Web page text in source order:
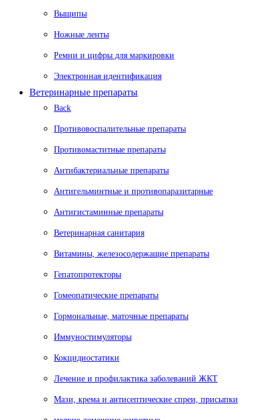
Выщипы
Ножные ленты
Ремни и цифры для маркировки
Электронная идентификация
Ветеринарные препараты
Back
Противовоспалительные препараты
Противомаститные препараты
Антибактериальные препараты
Антигельминтные и противопаразитарные
Антигистаминные препараты
Ветеринарная санитария
Витамины, железосодержащие препараты
Гепатопротекторы
Гомеопатические препараты
Гормональные, маточные препараты
Иммуностимуляторы
Кокцидиостатики
Лечение и профилактика заболеваний ЖКТ
Мази, крема и антисептические спреи, присыпки